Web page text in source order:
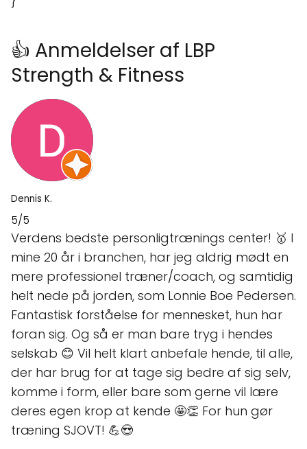
👍 Anmeldelser af LBP
Strength & Fitness
Dennis K.
5/5
Verdens bedste personligtrænings center! 🥇 I
mine 20 år i branchen, har jeg aldrig mødt en
mere professionel træner/coach, og samtidig
helt nede på jorden, som Lonnie Boe Pedersen.
Fantastisk forståelse for mennesket, hun har
foran sig. Og så er man bare tryg i hendes
selskab 😊 Vil helt klart anbefale hende, til alle,
der har brug for at tage sig bedre af sig selv,
komme i form, eller bare som gerne vil lære
deres egen krop at kende 🤩👏 For hun gør
træning SJOVT! 💪😍